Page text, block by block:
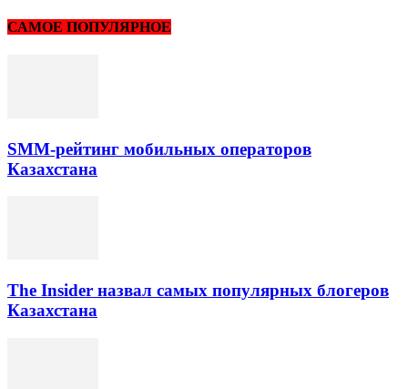
САМОЕ ПОПУЛЯРНОЕ
SMM-рейтинг мобильных операторов
Казахстана
The Insider назвал самых популярных блогеров
Казахстана